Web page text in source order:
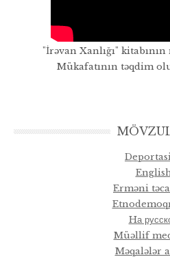
"İrəvan Xanlığı"
Mükafatının təqdim
Erməni
Hа
Müəllif
Məqalələr